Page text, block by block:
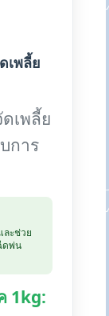
เพลี้ย
เพลี้ย
การ
ละช่วย
ดพ่น
1kg: